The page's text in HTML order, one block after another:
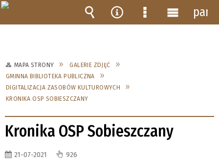
MAPA STRONY
GALERIE ZDJĘĆ
GMINNA BIBLIOTEKA PUBLICZNA
DIGITALIZACJA ZASOBÓW KULTUROWYCH
KRONIKA OSP SOBIESZCZANY
Kronika OSP Sobieszczany
21-07-2021 926
Wyszukiwarka
Narzędzia
MenuMenu